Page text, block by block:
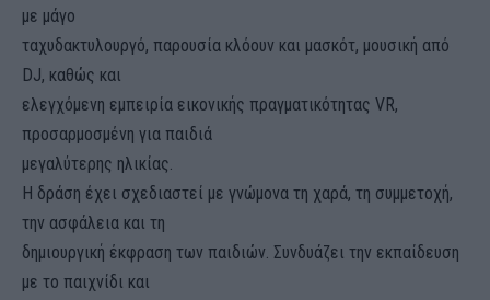
με μάγο
ταχυδακτυλουργό, παρουσία κλόουν και μασκότ, μουσική από
DJ, καθώς και
ελεγχόμενη εμπειρία εικονικής πραγματικότητας VR,
προσαρμοσμένη για παιδιά
μεγαλύτερης ηλικίας.
Η δράση έχει σχεδιαστεί με γνώμονα τη χαρά, τη συμμετοχή,
την ασφάλεια και τη
δημιουργική έκφραση των παιδιών. Συνδυάζει την εκπαίδευση
με το παιχνίδι και